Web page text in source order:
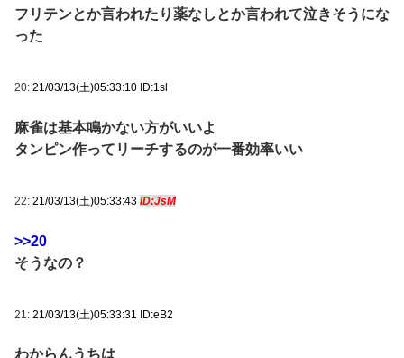
フリテンとか言われたり薬なしとか言われて泣きそうにな
った
20: 21/03/13(土)05:33:10 ID:1sl
麻雀は基本鳴かない方がいいよ
タンピン作ってリーチするのが一番効率いい
22: 21/03/13(土)05:33:43 ID:JsM
>>20
そうなの？
21: 21/03/13(土)05:33:31 ID:eB2
わからんうちは